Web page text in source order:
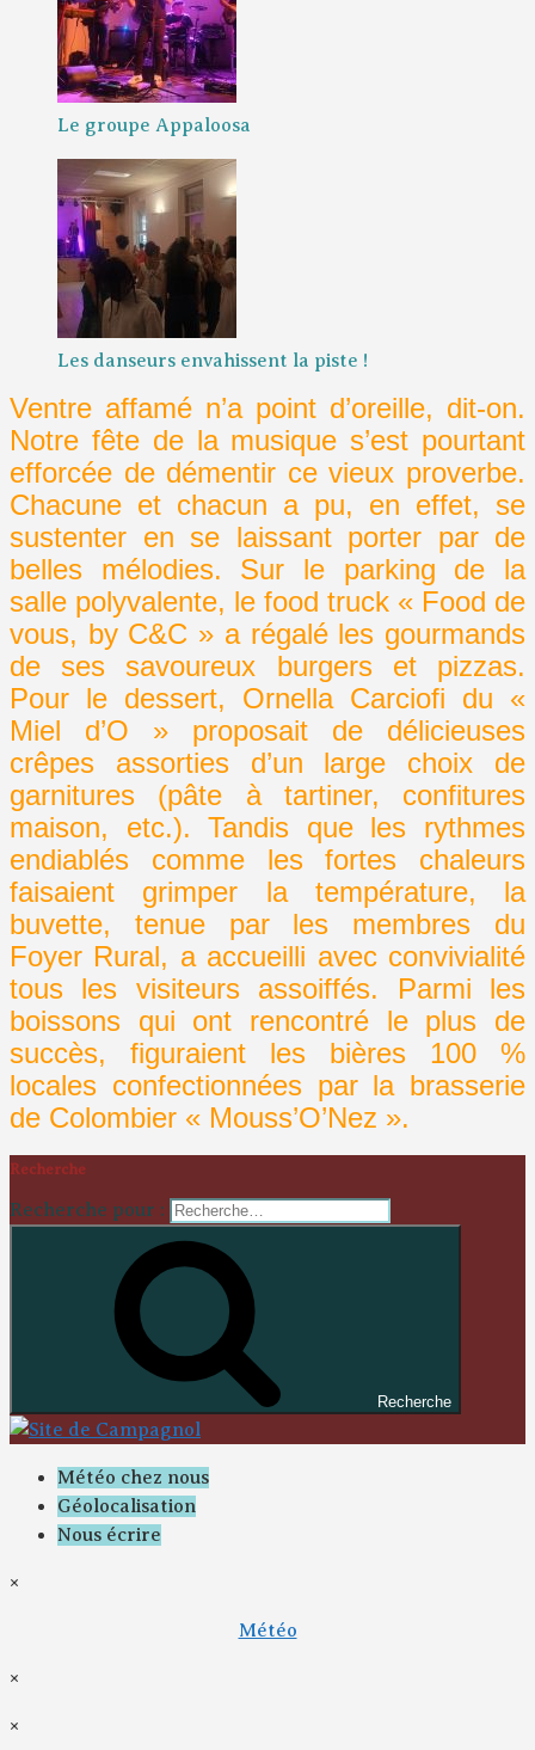
Le groupe Appaloosa
Les danseurs envahissent la piste !
Ventre affamé n’a point d’oreille, dit-on.
Notre fête de la musique s’est pourtant
efforcée de démentir ce vieux proverbe.
Chacune et chacun a pu, en effet, se
sustenter en se laissant porter par de
belles mélodies. Sur le parking de la
salle polyvalente, le food truck « Food de
vous, by C&C » a régalé les gourmands
de ses savoureux burgers et pizzas.
Pour le dessert, Ornella Carciofi du «
Miel d’O » proposait de délicieuses
crêpes assorties d’un large choix de
garnitures (pâte à tartiner, confitures
maison, etc.). Tandis que les rythmes
endiablés comme les fortes chaleurs
faisaient grimper la température, la
buvette, tenue par les membres du
Foyer Rural, a accueilli avec convivialité
tous les visiteurs assoiffés. Parmi les
boissons qui ont rencontré le plus de
succès, figuraient les bières 100 %
locales confectionnées par la brasserie
de Colombier « Mouss’O’Nez ».
Recherche
Recherche pour :
Recherche
Météo chez nous
Géolocalisation
Nous écrire
×
Météo
×
×